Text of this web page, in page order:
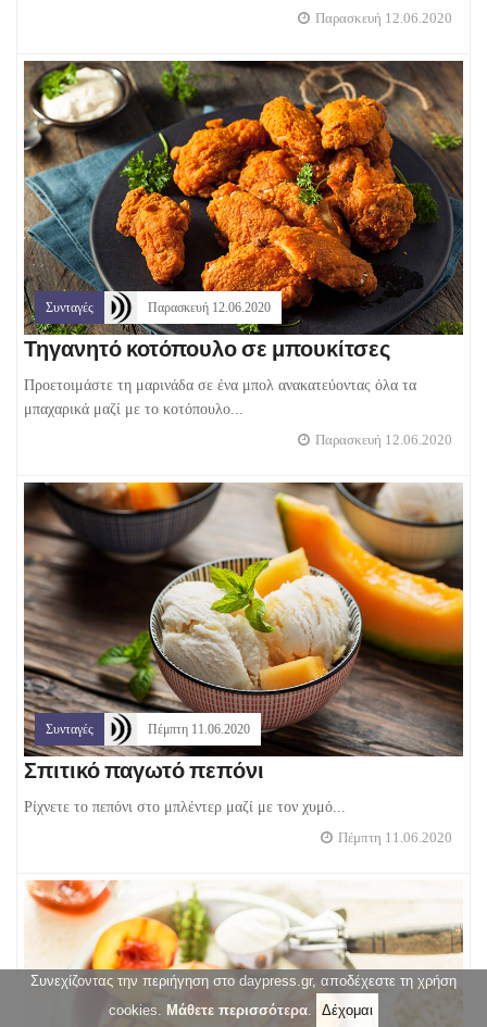
Παρασκευή 12.06.2020
Συνταγές Παρασκευή 12.06.2020
Τηγανητό κοτόπουλο σε μπουκίτσες
Προετοιμάστε τη μαρινάδα σε ένα μπολ ανακατεύοντας όλα τα
μπαχαρικά μαζί με το κοτόπουλο...
Παρασκευή 12.06.2020
Συνταγές Πέμπτη 11.06.2020
Σπιτικό παγωτό πεπόνι
Ρίχνετε το πεπόνι στο μπλέντερ μαζί με τον χυμό...
Πέμπτη 11.06.2020
Συνεχίζοντας την περιήγηση στο daypress.gr, αποδέχεστε τη χρήση
cookies. Μάθετε περισσότερα.